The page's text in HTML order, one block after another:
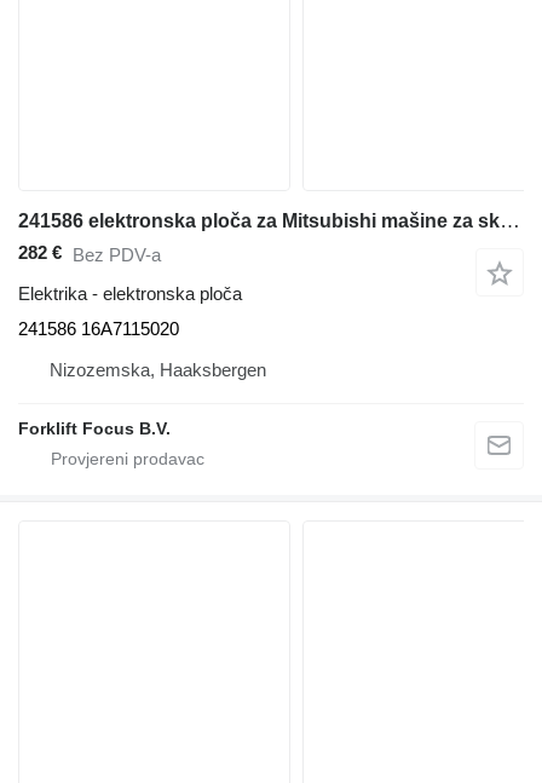
241586 elektronska ploča za Mitsubishi mašine za skladištenje
282 € Bez PDV-a
Elektrika - elektronska ploča
241586 16A7115020
Nizozemska, Haaksbergen
Forklift Focus B.V.